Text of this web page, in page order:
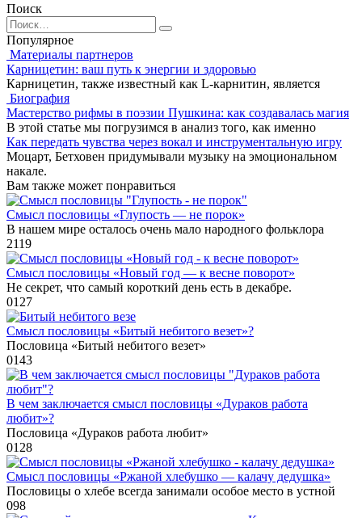
Поиск
Search
for:
Популярное
Материалы партнеров
Карницетин: ваш путь к энергии и здоровью
Карницетин, также известный как L-карнитин, является
Биография
Мастерство рифмы в поэзии Пушкина: как создавалась магия
В этой статье мы погрузимся в анализ того, как именно
Как передать чувства через вокал и инструментальную игру
Моцарт, Бетховен придумывали музыку на эмоциональном
накале.
Вам также может понравиться
Смысл пословицы «Глупость — не порок»
В нашем мире осталось очень мало народного фольклора
2119
Смысл пословицы «Новый год — к весне поворот»
Не секрет, что самый короткий день есть в декабре.
0127
Смысл пословицы «Битый небитого везет»?
Пословица «Битый небитого везет»
0143
В чем заключается смысл пословицы «Дураков работа
любит»?
Пословица «Дураков работа любит»
0128
Смысл пословицы «Ржаной хлебушко — калачу дедушка»
Пословицы о хлебе всегда занимали особое место в устной
098